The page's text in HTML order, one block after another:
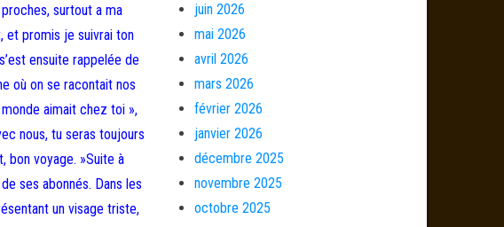
surtout a ma
et promis je suivrai ton
ensuite rappelée de
où on se racontait nos
aimait chez toi »,
nous, tu seras toujours
bon voyage. »Suite à
ses abonnés. Dans les
un visage triste,
juin 2026
mai 2026
avril 2026
mars 2026
février 2026
janvier 2026
décembre 2025
novembre 2025
octobre 2025